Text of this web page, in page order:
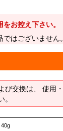
お控え下さい。
はございません。
び交換は、 使用
40g